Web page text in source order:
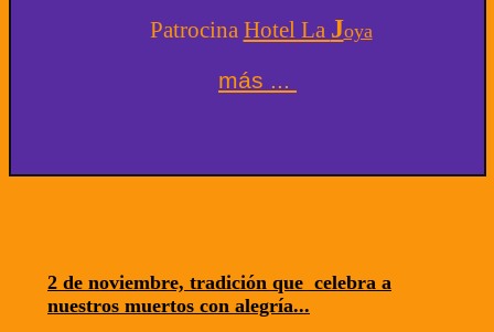
Patrocina Hotel La Joya
más ...
2 de noviembre, tradición que celebra a
nuestros muertos con alegría...